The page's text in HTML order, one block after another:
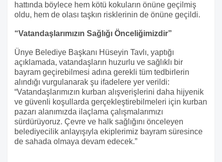
hattında böylece hem kötü kokuların önüne geçilmiş
oldu, hem de olası taşkın risklerinin de önüne geçildi.
“Vatandaşlarımızın Sağlığı Önceliğimizdir”
Ünye Belediye Başkanı Hüseyin Tavlı, yaptığı
açıklamada, vatandaşların huzurlu ve sağlıklı bir
bayram geçirebilmesi adına gerekli tüm tedbirlerin
alındığı vurgulanarak şu ifadelere yer verildi:
“Vatandaşlarımızın kurban alışverişlerini daha hijyenik
ve güvenli koşullarda gerçekleştirebilmeleri için kurban
pazarı alanımızda ilaçlama çalışmalarımızı
sürdürüyoruz. Çevre ve halk sağlığını önceleyen
belediyecilik anlayışıyla ekiplerimiz bayram süresince
de sahada olmaya devam edecek.”